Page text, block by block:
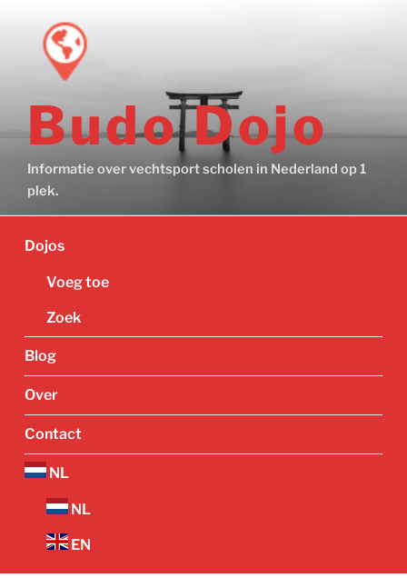
Budo Dojo
Informatie over vechtsport scholen in Nederland op 1
plek.
Dojos
Voeg toe
Zoek
Blog
Over
Contact
NL
NL
EN